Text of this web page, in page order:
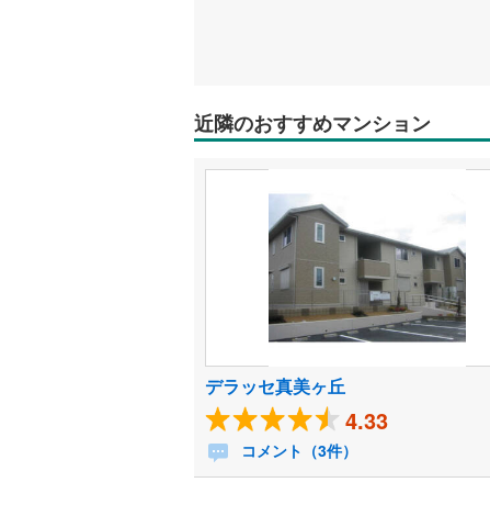
近隣のおすすめマンション
デラッセ真美ヶ丘
4.33
コメント（3件）